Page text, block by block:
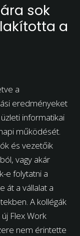
sok
a
a
eredményeket
informatikai
működését.
és vezetőik
vagy akár
e folytatni a
át a vállalat a
A kollégák
Flex Work
nem érintette